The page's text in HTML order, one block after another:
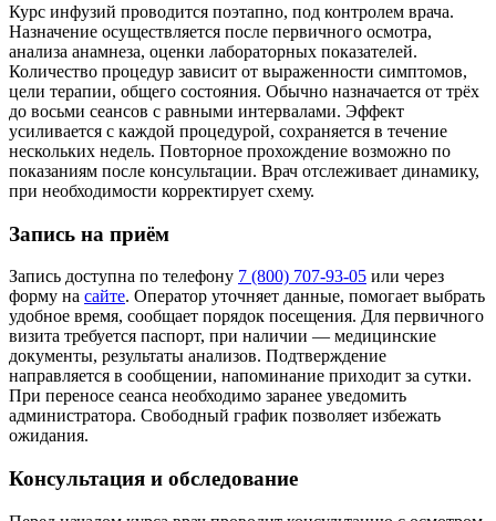
Курс инфузий проводится поэтапно, под контролем врача.
Назначение осуществляется после первичного осмотра,
анализа анамнеза, оценки лабораторных показателей.
Количество процедур зависит от выраженности симптомов,
цели терапии, общего состояния. Обычно назначается от трёх
до восьми сеансов с равными интервалами. Эффект
усиливается с каждой процедурой, сохраняется в течение
нескольких недель. Повторное прохождение возможно по
показаниям после консультации. Врач отслеживает динамику,
при необходимости корректирует схему.
Запись на приём
Запись доступна по телефону 7 (800) 707-93-05 или через
форму на сайте. Оператор уточняет данные, помогает выбрать
удобное время, сообщает порядок посещения. Для первичного
визита требуется паспорт, при наличии — медицинские
документы, результаты анализов. Подтверждение
направляется в сообщении, напоминание приходит за сутки.
При переносе сеанса необходимо заранее уведомить
администратора. Свободный график позволяет избежать
ожидания.
Консультация и обследование